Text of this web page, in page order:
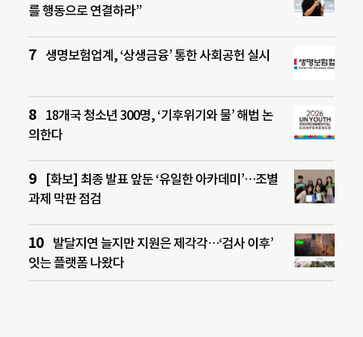
를 행동으로 연결하라”
생명보험업계, ‘상생금융’ 통한 사회공헌 실시
18개국 청소년 300명, ‘기후위기와 물’ 해법 논
의한다
[화보] 최종 발표 앞둔 ‘유일한 아카데미’…조별
과제 막판 점검
발달지연 늘지만 지원은 제각각…‘검사 이후’
잇는 플랫폼 나왔다